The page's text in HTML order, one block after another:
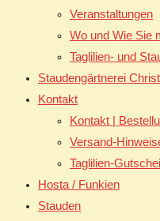
Veranstaltungen
Wo und Wie Sie
Taglilien- und
Staudengärtnerei
Kontakt
Kontakt |
Versand-
Taglilien-
Hosta / Funkien
Stauden